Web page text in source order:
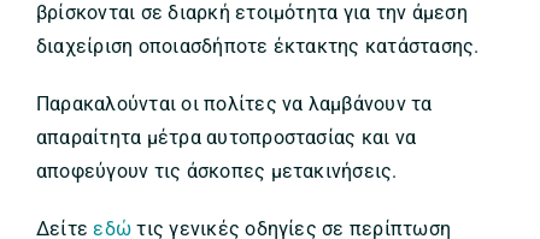
βρίσκονται σε διαρκή ετοιμότητα για την άμεση
διαχείριση οποιασδήποτε έκτακτης κατάστασης.
Παρακαλούνται οι πολίτες να λαμβάνουν τα
απαραίτητα μέτρα αυτοπροστασίας και να
αποφεύγουν τις άσκοπες μετακινήσεις.
Δείτεεδώ τις γενικές οδηγίες σε περίπτωση